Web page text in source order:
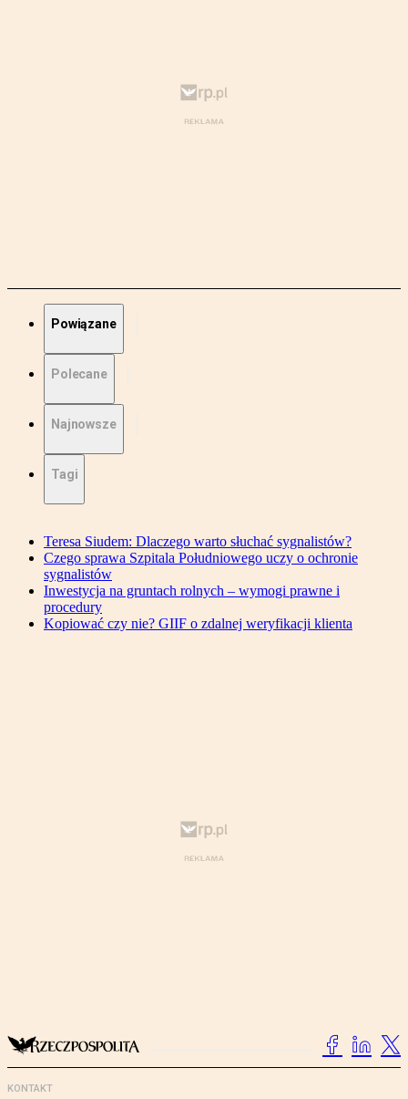
Powiązane
Polecane
Najnowsze
Tagi
Teresa Siudem: Dlaczego warto słuchać sygnalistów?
Czego sprawa Szpitala Południowego uczy o ochronie
sygnalistów
Inwestycja na gruntach rolnych – wymogi prawne i
procedury
Kopiować czy nie? GIIF o zdalnej weryfikacji klienta
KONTAKT